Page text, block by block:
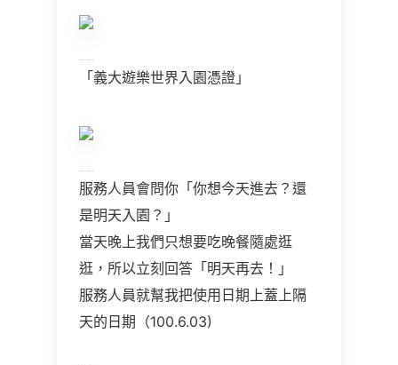
「義大遊樂世界入園憑證」
服務人員會問你「你想今天進去？還
是明天入園？」
當天晚上我們只想要吃晚餐隨處逛
逛，所以立刻回答「明天再去！」
服務人員就幫我把使用日期上蓋上隔
天的日期（100.6.03)